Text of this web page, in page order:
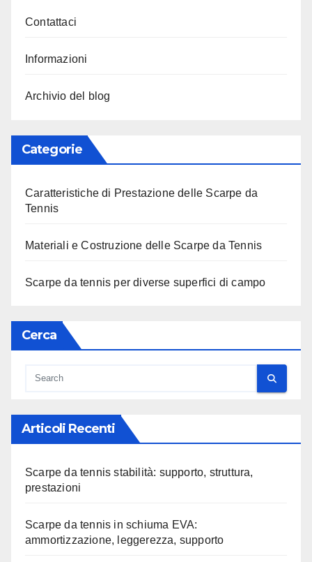
Contattaci
Informazioni
Archivio del blog
Categorie
Caratteristiche di Prestazione delle Scarpe da
Tennis
Materiali e Costruzione delle Scarpe da Tennis
Scarpe da tennis per diverse superfici di campo
Cerca
Articoli Recenti
Scarpe da tennis stabilità: supporto, struttura,
prestazioni
Scarpe da tennis in schiuma EVA:
ammortizzazione, leggerezza, supporto